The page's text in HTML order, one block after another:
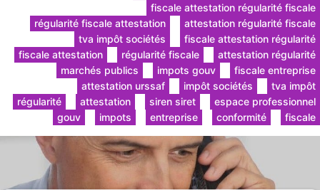
fiscale attestation régularité fiscale
attestation régularité fiscale
régularité fiscale attestation
fiscale attestation régularité
tva impôt sociétés
attestation régularité
régularité fiscale
fiscale attestation
fiscale entreprise
impots gouv
marchés publics
tva impôt
impôt sociétés
attestation urssaf
espace professionnel
siren siret
attestation
régularité
fiscale
conformité
entreprise
impots
gouv